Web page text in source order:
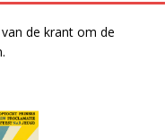
de krant om de